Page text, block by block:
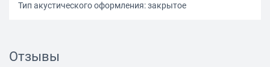
Тип акустического оформления: закрытое
Подключение кабеля: одностороннее
Отзывы